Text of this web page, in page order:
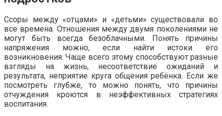
Ссоры между «отцами» и «детьми» существовали во
все времена. Отношения между двумя поколениями не
могут быть всегда безоблачными. Понять причины
напряжения можно, если найти истоки его
возникновения. Чаще всего этому способствуют разные
взгляды на жизнь, несоответствие ожиданий и
результата, неприятие круга общения ребёнка. Если же
посмотреть глубже, то можно понять, что причины
отчуждения кроются в неэффективных стратегиях
воспитания.